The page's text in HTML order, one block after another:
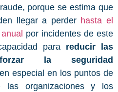
porque se estima que
llegar a perder hasta el
por incidentes de este
para reducir las
la seguridad
en especial en los puntos de
las organizaciones y los